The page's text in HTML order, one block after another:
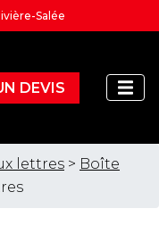
Salée
DEVIS
lettres > Boîte